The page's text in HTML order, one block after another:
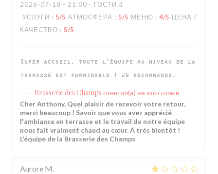
2026-07-18 - 21:00 - ГОСТИ 3
УСЛУГИ : 5/5 АТМОСФЕРА : 5/5 МЕНЮ : 4/5 ЦЕНА /
КАЧЕСТВО : 5/5
Super accueil, toute l’équipe au niveau de la
terrasse est formidable ! Je recommande.
Brasserie des Champs ответил(а) на этот отзыв
Cher Anthony, Quel plaisir de recevoir votre retour,
merci beaucoup ! Savoir que vous avez apprécié
l'ambiance en terrasse et le travail de notre équipe
nous fait vraiment chaud au cœur. À très bientôt !
L'équipe de la Brasserie des Champs
Aurore M